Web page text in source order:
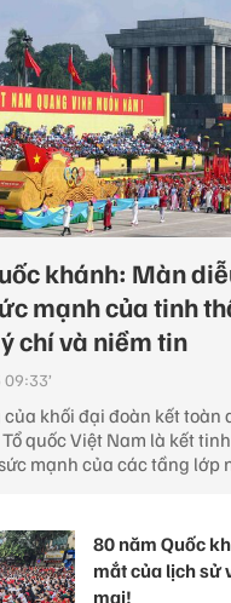
khánh: Màn
mạnh của tinh
chí và niềm tin
khối đại đoàn kết toàn
quốc Việt Nam là kết
mạnh của các tầng lớp
80 năm Quốc
mắt của lịch sử
mai!